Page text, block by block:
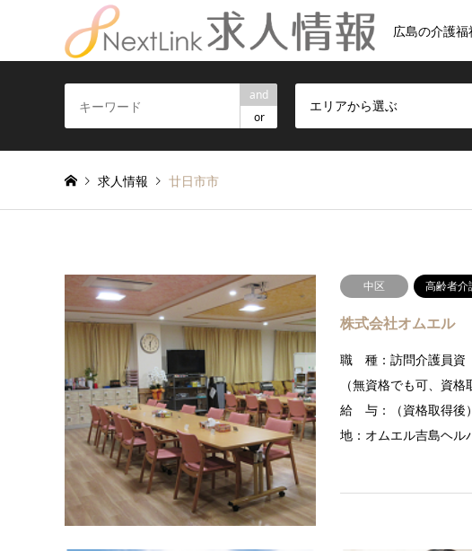
広島の介護
and
or
エリアから選ぶ
求人情報 廿日市市
中区 高齢者介
株式会社オムエル
職 種：訪問介護員資
（無資格でも可、資格
給 与：（資格取得後
地：オムエル吉島ヘル